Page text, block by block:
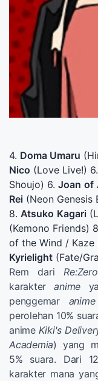
4. Doma Umaru
Nico (Love Live!) 6.
Shoujo) 6. Joan of
Rei (Neon Genesis
8. Atsuko Kagari
(Kemono Friends)
of the Wind / Kaze
Kyrielight (Fate/
Rem dariRe:Zero
karakteranime
penggemar anime
perolehan 10%
animeKiki's
Academia) yang
5% suara. Dari
karakter mana